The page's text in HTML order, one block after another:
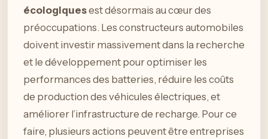
écologiquesest désormais au cœur des
préoccupations. Les constructeurs automobiles
doivent investir massivement dans la recherche
et le développement pour optimiser les
performances des batteries, réduire les coûts
de production des véhicules électriques, et
améliorer l’infrastructure de recharge. Pour ce
faire, plusieurs actions peuvent être entreprises